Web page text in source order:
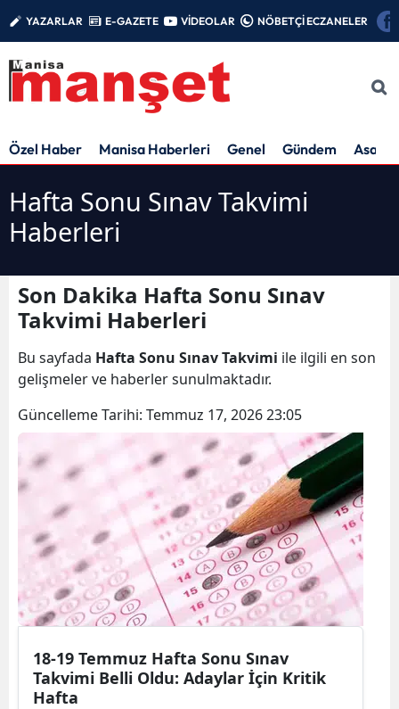
YAZARLAR E-GAZETE VİDEOLAR NÖBETÇİ ECZANELER
Özel Haber Manisa Haberleri Genel Gündem Asayiş
Hafta Sonu Sınav Takvimi
Haberleri
Son Dakika Hafta Sonu Sınav
Takvimi Haberleri
Bu sayfada Hafta Sonu Sınav Takvimi ile ilgili en son
gelişmeler ve haberler sunulmaktadır.
Güncelleme Tarihi: Temmuz 17, 2026 23:05
18-19 Temmuz Hafta Sonu Sınav
Takvimi Belli Oldu: Adaylar İçin Kritik
Hafta